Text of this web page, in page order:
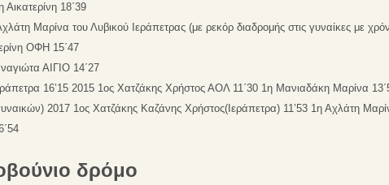
18΄39
Μαρίνα του Λυβικού Ιεράπετρας (με ρεκόρ διαδρομής στις γυναίκες με
ΟΦΗ 15΄47
ΑΙΓΙΟ 14΄27
16’15 2015 1ος Χατζάκης Χρήστος ΑΟΛ 11΄30 1η Μανιαδάκη Μαρίνα
2017 1ος Χατζάκης Καζάνης Χρήστος(Ιεράπετρα) 11’53 1η Αχλάτη
δρόμο